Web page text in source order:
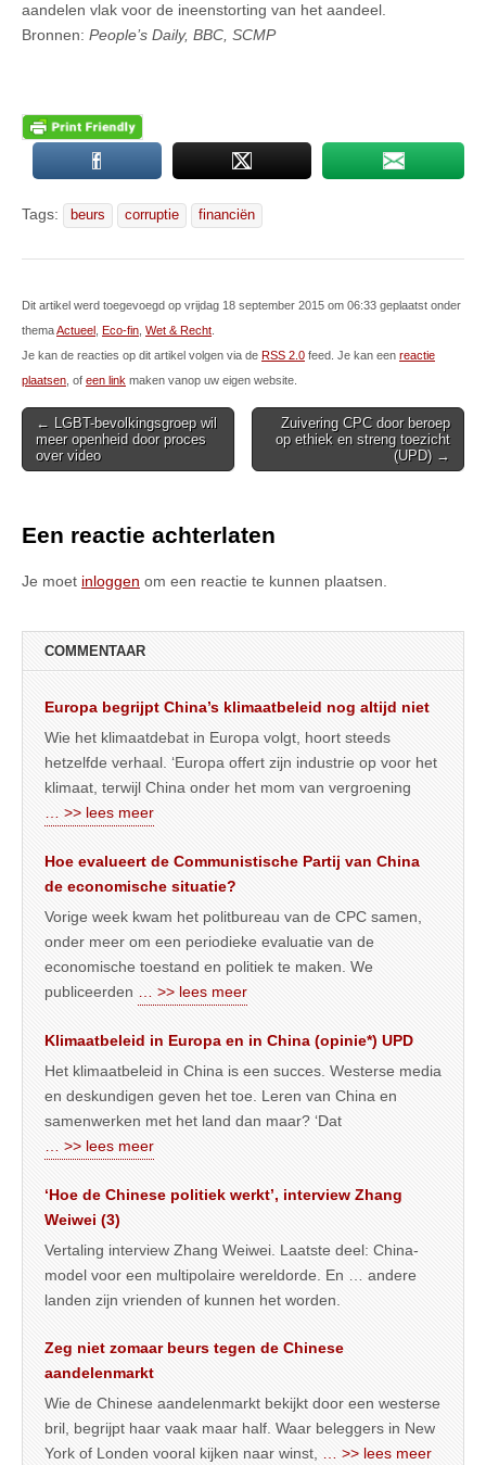
aandelen vlak voor de ineenstorting van het aandeel.
Bronnen: People’s Daily, BBC, SCMP
Tags: beurs corruptie financiën
Dit artikel werd toegevoegd op vrijdag 18 september 2015 om 06:33 geplaatst onder
themaActueel Eco-fin Wet & Recht
Je kan de reacties op dit artikel volgen via de RSS 2.0 feed. Je kan een reactie
plaatsen , of een link maken vanop uw eigen website.
Post
navigation
← LGBT-bevolkingsgroep wil
meer openheid door proces
over video
Zuivering CPC door beroep
op ethiek en streng toezicht
(UPD) →
Een reactie achterlaten
Je moet inloggen om een reactie te kunnen plaatsen.
COMMENTAAR
Europa begrijpt China’s klimaatbeleid nog altijd niet
Wie het klimaatdebat in Europa volgt, hoort steeds
hetzelfde verhaal. ‘Europa offert zijn industrie op voor het
klimaat, terwijl China onder het mom van vergroening
… >> lees meer
Hoe evalueert de Communistische Partij van China
de economische situatie?
Vorige week kwam het politbureau van de CPC samen,
onder meer om een periodieke evaluatie van de
economische toestand en politiek te maken. We
publiceerden
… >> lees meer
Klimaatbeleid in Europa en in China (opinie*) UPD
Het klimaatbeleid in China is een succes. Westerse media
en deskundigen geven het toe. Leren van China en
samenwerken met het land dan maar? ‘Dat
… >> lees meer
‘Hoe de Chinese politiek werkt’, interview Zhang
Weiwei (3)
Vertaling interview Zhang Weiwei. Laatste deel: China-
model voor een multipolaire wereldorde. En … andere
landen zijn vrienden of kunnen het worden.
Zeg niet zomaar beurs tegen de Chinese
aandelenmarkt
Wie de Chinese aandelenmarkt bekijkt door een westerse
bril, begrijpt haar vaak maar half. Waar beleggers in New
York of Londen vooral kijken naar winst,
… >> lees meer